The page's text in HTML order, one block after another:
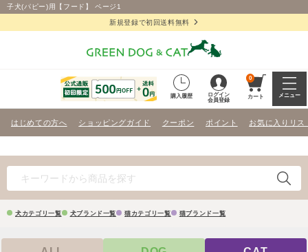
子犬(パピー)用【フード】 ページ1
新規登録で初回送料無料
購入履歴
ログイン
会員登録
0
カート メニュー
はじめての方へ ショッピングガイド クーポン ポイント お気に入りリス
犬カテゴリ一覧 犬ブランド一覧 猫カテゴリ一覧 猫ブランド一覧